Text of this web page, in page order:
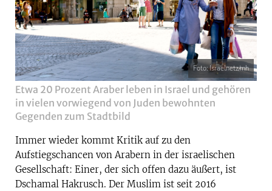
Foto: Israelnetz/mh
Etwa 20 Prozent Araber leben in Israel und gehören
in vielen vorwiegend von Juden bewohnten
Gegenden zum Stadtbild
Immer wieder kommt Kritik auf zu den
Aufstiegschancen von Arabern in der israelischen
Gesellschaft: Einer, der sich offen dazu äußert, ist
Dschamal Hakrusch. Der Muslim ist seit 2016